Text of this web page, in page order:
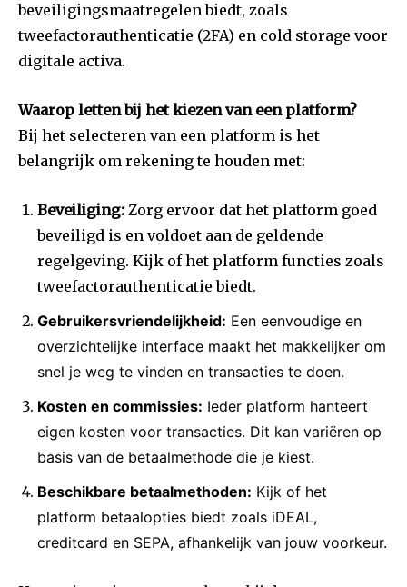
beveiligingsmaatregelen biedt, zoals
tweefactorauthenticatie (2FA) en cold storage voor
digitale activa.
Waarop letten bij het kiezen van een platform?
Bij het selecteren van een platform is het
belangrijk om rekening te houden met:
Beveiliging: Zorg ervoor dat het platform goed
beveiligd is en voldoet aan de geldende
regelgeving. Kijk of het platform functies zoals
tweefactorauthenticatie biedt.
Gebruikersvriendelijkheid: Een eenvoudige en
overzichtelijke interface maakt het makkelijker om
snel je weg te vinden en transacties te doen.
Kosten en commissies: Ieder platform hanteert
eigen kosten voor transacties. Dit kan variëren op
basis van de betaalmethode die je kiest.
Beschikbare betaalmethoden: Kijk of het
platform betaalopties biedt zoals iDEAL,
creditcard en SEPA, afhankelijk van jouw voorkeur.